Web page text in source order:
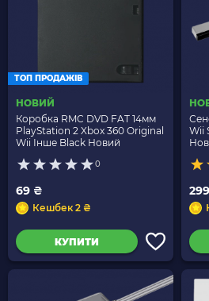
ТОП ПРОДАЖІВ
НОВИЙ
Коробка RMC DVD FAT 14мм
PlayStation 2 Xbox 360 Original
Wii Інше Black Новий
0
69 ₴
Кешбек 2 ₴
КУПИТИ
Wii